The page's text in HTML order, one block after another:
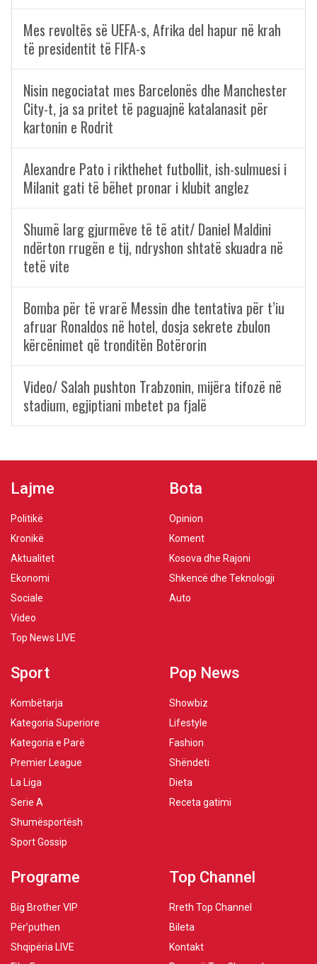
Mes revoltës së UEFA-s, Afrika del hapur në krah
të presidentit të FIFA-s
Nisin negociatat mes Barcelonës dhe Manchester
City-t, ja sa pritet të paguajnë katalanasit për
kartonin e Rodrit
Alexandre Pato i rikthehet futbollit, ish-sulmuesi i
Milanit gati të bëhet pronar i klubit anglez
Shumë larg gjurmëve të të atit/ Daniel Maldini
ndërton rrugën e tij, ndryshon shtatë skuadra në
tetë vite
Bomba për të vrarë Messin dhe tentativa për t’iu
afruar Ronaldos në hotel, dosja sekrete zbulon
kërcënimet që tronditën Botërorin
Video/ Salah pushton Trabzonin, mijëra tifozë në
stadium, egjiptiani mbetet pa fjalë
Lajme
Politikë
Kronikë
Aktualitet
Ekonomi
Sociale
Video
Top News LIVE
Bota
Opinion
Koment
Kosova dhe Rajoni
Shkencë dhe Teknologji
Auto
Sport
Kombëtarja
Kategoria Superiore
Kategoria e Parë
Premier League
La Liga
Serie A
Shumësportësh
Sport Gossip
Pop News
Showbiz
Lifestyle
Fashion
Shëndeti
Dieta
Receta gatimi
Programe
Big Brother VIP
Për’puthen
Shqipëria LIVE
Top Channel
Rreth Top Channel
Bileta
Kontakt